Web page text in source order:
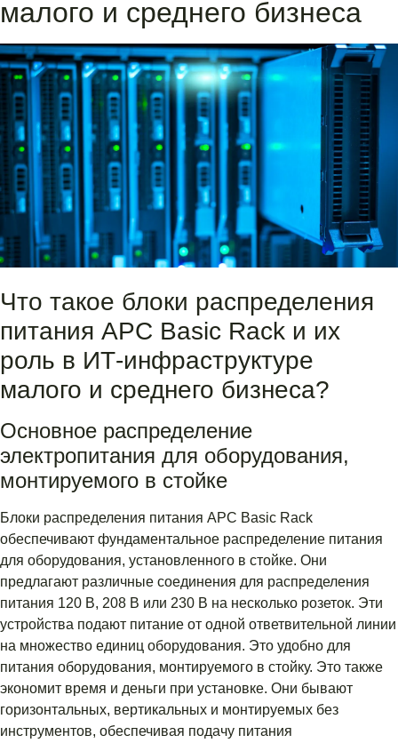
малого и среднего бизнеса
Что такое блоки распределения
питания APC Basic Rack и их
роль в ИТ-инфраструктуре
малого и среднего бизнеса?
Основное распределение
электропитания для оборудования,
монтируемого в стойке
Блоки распределения питания APC Basic Rack
обеспечивают фундаментальное распределение питания
для оборудования, установленного в стойке. Они
предлагают различные соединения для распределения
питания 120 В, 208 В или 230 В на несколько розеток. Эти
устройства подают питание от одной ответвительной линии
на множество единиц оборудования. Это удобно для
питания оборудования, монтируемого в стойку. Это также
экономит время и деньги при установке. Они бывают
горизонтальных, вертикальных и монтируемых без
инструментов, обеспечивая подачу питания